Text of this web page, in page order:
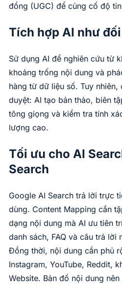
đồng (UGC) để củng cố độ
Tích hợp AI như
Sử dụng AI để nghiên cứu từ
khoảng trống nội dung và
hàng từ dữ liệu số. Tuy
duyệt: AI tạo bản thảo, biên
tông giọng và kiểm tra tính
lượng cao.
Tối ưu cho AI
Search
Google AI Search trả lời trực
dùng. Content Mapping cần
dạng nội dung mà AI ưu tiên
danh sách, FAQ và câu trả lời
Đồng thời, nội dung cần phủ
Instagram, YouTube, Reddit,
Website. Bản đồ nội dung